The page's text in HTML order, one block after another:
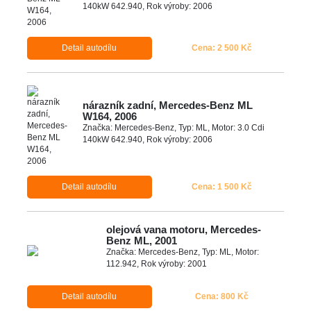
140kW 642.940, Rok výroby: 2006
Detail autodílu Cena: 2 500 Kč
nárazník zadní, Mercedes-Benz ML
W164, 2006
Značka: Mercedes-Benz, Typ: ML, Motor: 3.0 Cdi
140kW 642.940, Rok výroby: 2006
Detail autodílu Cena: 1 500 Kč
olejová vana motoru, Mercedes-
Benz ML, 2001
Značka: Mercedes-Benz, Typ: ML, Motor:
112.942, Rok výroby: 2001
Detail autodílu Cena: 800 Kč